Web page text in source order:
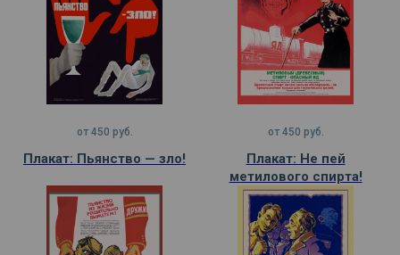
от 450 руб.
Плакат: Пьянство — зло!
от 450 руб.
Плакат: Не пей
метилового спирта!